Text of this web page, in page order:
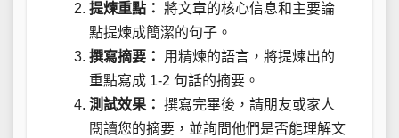
提煉重點： 將文章的核心信息和主要論
點提煉成簡潔的句子。
撰寫摘要：
用精煉的語言，將提煉出的
重點寫成 1-2 句話的摘要。
測試效果： 撰寫完畢後，請朋友或家人
閱讀您的摘要，並詢問他們是否能理解文